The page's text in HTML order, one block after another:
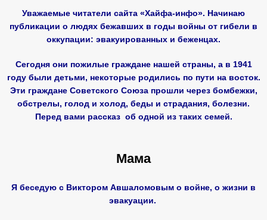
Уважаемые читатели сайта «Хайфа-инфо». Начинаю
публикации о людях бежавших в годы войны от гибели в
оккупации: эвакуированных и беженцах.
Сегодня они пожилые граждане нашей страны, а в 1941
году были детьми, некоторые родились по пути на восток.
Эти граждане Советского Союза прошли через бомбежки,
обстрелы, голод и холод, беды и страдания, болезни.
Перед вами рассказ об одной из таких семей.
Мама
Я беседую с Виктором Авшаломовым о войне, о жизни в
эвакуации.